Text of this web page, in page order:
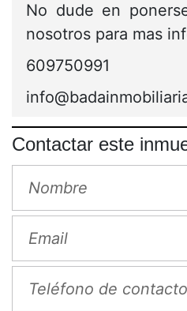
No dude en
nosotros para mas
609750991
Contactar este